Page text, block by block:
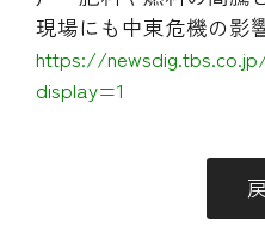
現場にも中東危機の影
https://
display=1